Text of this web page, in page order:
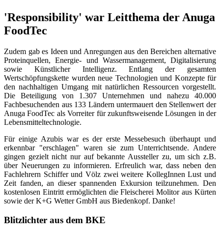
'Responsibility' war Leitthema der Anuga
FoodTec
Zudem gab es Ideen und Anregungen aus den Bereichen alternative
Proteinquellen, Energie- und Wassermanagement, Digitalisierung
sowie Künstlicher Intelligenz. Entlang der gesamten
Wertschöpfungskette wurden neue Technologien und Konzepte für
den nachhaltigen Umgang mit natürlichen Ressourcen vorgestellt.
Die Beteiligung von 1.307 Unternehmen und nahezu 40.000
Fachbesuchenden aus 133 Ländern untermauert den Stellenwert der
Anuga FoodTec als Vorreiter für zukunftsweisende Lösungen in der
Lebensmitteltechnologie.
Für einige Azubis war es der erste Messebesuch überhaupt und
erkennbar "erschlagen" waren sie zum Unterrichtsende. Andere
gingen gezielt nicht nur auf bekannte Aussteller zu, um sich z.B.
über Neuerungen zu informieren. Erfreulich war, dass neben den
Fachlehrern Schiffer und Völz zwei weitere KollegInnen Lust und
Zeit fanden, an dieser spannenden Exkursion teilzunehmen. Den
kostenlosen Eintritt ermöglichten die Fleischerei Molitor aus Kürten
sowie der K+G Wetter GmbH aus Biedenkopf. Danke!
Blitzlichter aus dem BKE